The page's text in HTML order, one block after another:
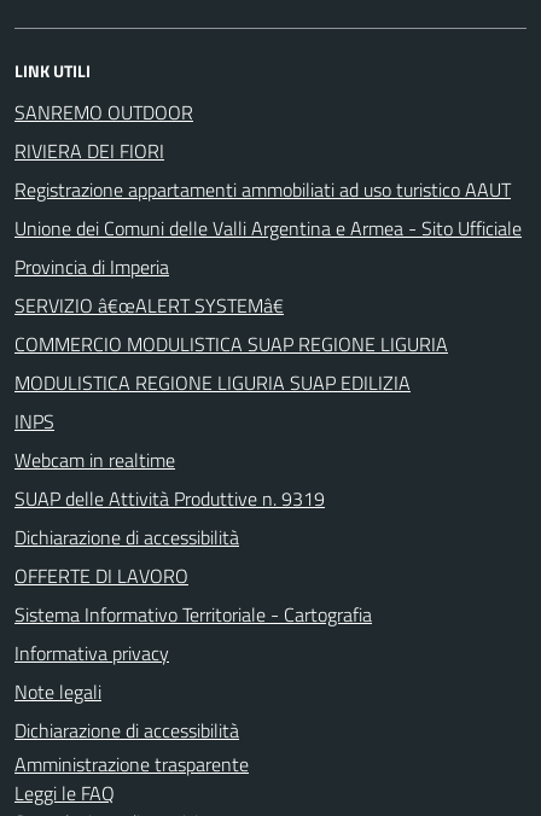
LINK UTILI
SANREMO OUTDOOR
RIVIERA DEI FIORI
Registrazione appartamenti ammobiliati ad uso turistico AAUT
Unione dei Comuni delle Valli Argentina e Armea - Sito Ufficiale
Provincia di Imperia
SERVIZIO â€œALERT SYSTEMâ€
COMMERCIO MODULISTICA SUAP REGIONE LIGURIA
MODULISTICA REGIONE LIGURIA SUAP EDILIZIA
INPS
Webcam in realtime
SUAP delle Attività Produttive n. 9319
Dichiarazione di accessibilità
OFFERTE DI LAVORO
Sistema Informativo Territoriale - Cartografia
Informativa privacy
Note legali
Dichiarazione di accessibilità
Amministrazione trasparente
Leggi le FAQ